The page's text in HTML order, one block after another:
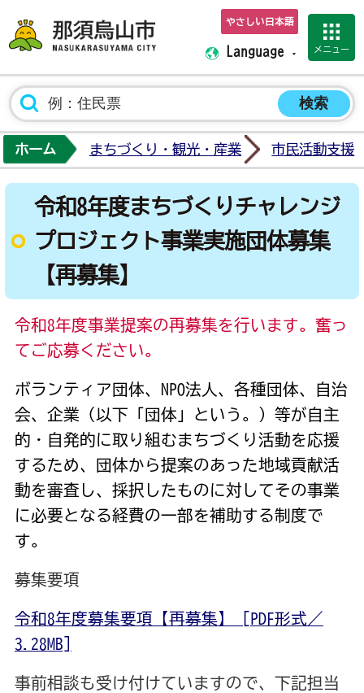
那須烏山市ホーム
やさしい日本語
Language メニュー
ホーム まちづくり・観光・産業 市民活動支援
令和8年度まちづくりチャレンジ
プロジェクト事業実施団体募集
【再募集】
令和8年度事業提案の再募集を行います。奮っ
てご応募ください。
ボランティア団体、NPO法人、各種団体、自治
会、企業（以下「団体」という。）等が自主
的・自発的に取り組むまちづくり活動を応援
するため、団体から提案のあった地域貢献活
動を審査し、採択したものに対してその事業
に必要となる経費の一部を補助する制度で
す。
募集要項
令和8年度募集要項【再募集】 [PDF形式／
3.28MB]
事前相談も受け付けていますので、下記担当